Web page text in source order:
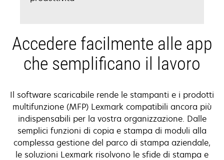
Accedere facilmente alle app
che semplificano il lavoro
Il software scaricabile rende le stampanti e i prodotti
multifunzione (MFP) Lexmark compatibili ancora più
indispensabili per la vostra organizzazione. Dalle
semplici funzioni di copia e stampa di moduli alla
complessa gestione del parco di stampa aziendale,
le soluzioni Lexmark risolvono le sfide di stampa e